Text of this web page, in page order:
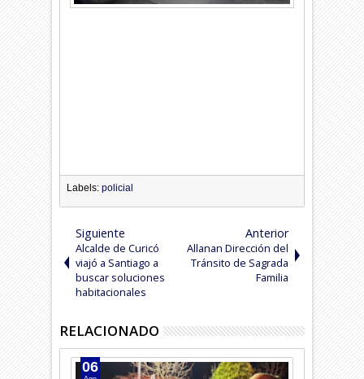
Labels:policial
Siguiente
Alcalde de Curicó
viajó a Santiago a
buscar soluciones
habitacionales
Anterior
Allanan Dirección del
Tránsito de Sagrada
Familia
RELACIONADO
06